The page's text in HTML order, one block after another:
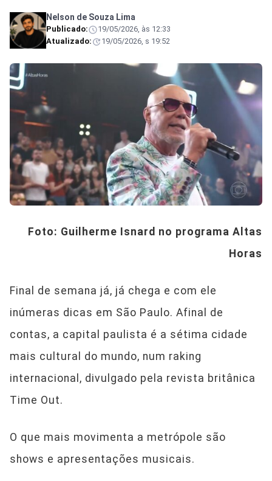
Nelson de Souza Lima
Publicado:
19/05/2026, às 12:33
Atualizado:
19/05/2026, s 19:52
Foto: Guilherme Isnard no programa Altas
Horas
Final de semana já, já chega e com ele
inúmeras dicas em São Paulo. Afinal de
contas, a capital paulista é a sétima cidade
mais cultural do mundo, num raking
internacional, divulgado pela revista britânica
Time Out.
O que mais movimenta a metrópole são
shows e apresentações musicais.